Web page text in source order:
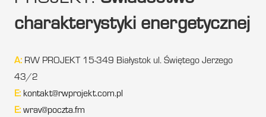
charakterystyki energetycznej
A: RW PROJEKT 15-349 Białystok ul. Świętego Jerzego
43/2
E: kontakt@rwprojekt.com.pl
E: wrav@poczta.fm